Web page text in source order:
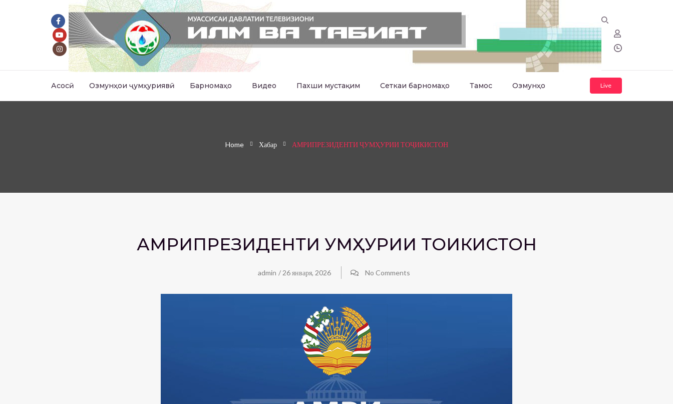
Асосӣ Озмунҳои ҷумҳуриявӣ Барномаҳо Видео Пахши мустақим Сеткаи барномаҳо Тамос Озмунҳо Live
Home Хабар АМРИПРЕЗИДЕНТИ ҶУМҲУРИИ ТОҶИКИСТОН
АМРИПРЕЗИДЕНТИ ҶУМҲУРИИ ТОҶИКИСТОН
admin / 26 января, 2026 No Comments